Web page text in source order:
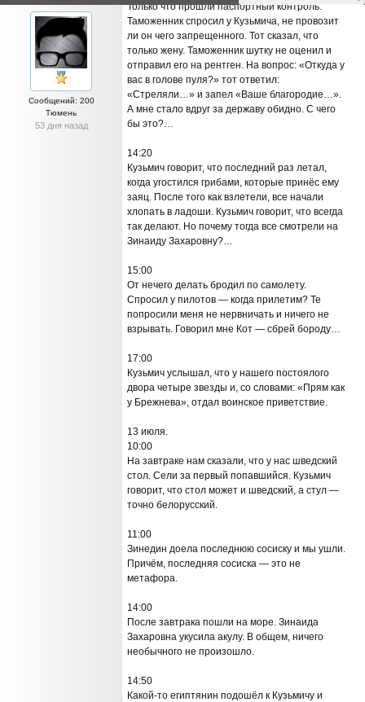
Сообщений: 200
Тюмень
53 дня назад
Только что прошли паспортный контроль.
Таможенник спросил у Кузьмича, не провозит
ли он чего запрещенного. Тот сказал, что
только жену. Таможенник шутку не оценил и
отправил его на рентген. На вопрос: «Откуда у
вас в голове пуля?» тот ответил:
«Стреляли…» и запел «Ваше благородие…».
А мне стало вдруг за державу обидно. С чего
бы это?…
14:20
Кузьмич говорит, что последний раз летал,
когда угостился грибами, которые принёс ему
заяц. После того как взлетели, все начали
хлопать в ладоши. Кузьмич говорит, что всегда
так делают. Но почему тогда все смотрели на
Зинаиду Захаровну?…
15:00
От нечего делать бродил по самолету.
Спросил у пилотов — когда прилетим? Те
попросили меня не нервничать и ничего не
взрывать. Говорил мне Кот — сбрей бороду…
17:00
Кузьмич услышал, что у нашего постоялого
двора четыре звезды и, со словами: «Прям как
у Брежнева», отдал воинское приветствие.
13 июля.
10:00
На завтраке нам сказали, что у нас шведский
стол. Сели за первый попавшийся. Кузьмич
говорит, что стол может и шведский, а стул —
точно белорусский.
11:00
Зинедин доела последнюю сосиску и мы ушли.
Причём, последняя сосиска — это не
метафора.
14:00
После завтрака пошли на море. Зинаида
Захаровна укусила акулу. В общем, ничего
необычного не произошло.
14:50
Какой-то египтянин подошёл к Кузьмичу и